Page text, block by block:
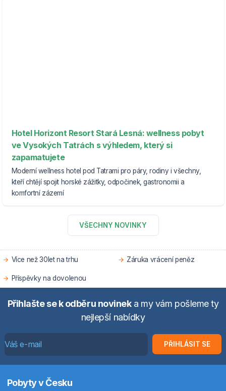
Hotel Horizont Resort Stará Lesná: wellness pobyt
ve Vysokých Tatrách s výhledem, který si
zapamatujete
Moderní wellness hotel pod Tatrami pro páry, rodiny i všechny,
kteří chtějí spojit horské zážitky, odpočinek, gastronomii a
komfortní zázemí
VŠECHNY NOVINKY
Více než 30let na trhu Záruka vrácení peněz
Příspěvky na dovolenou
Přihlašte se k odběru novineka my vám pošleme ty
nejlepší nabídky
PŘIHLÁSIT SE
Pobyty v Česku